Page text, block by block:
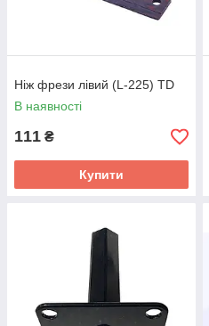
Ніж фрези лівий (L-225) TD
В наявності
111 ₴
Купити